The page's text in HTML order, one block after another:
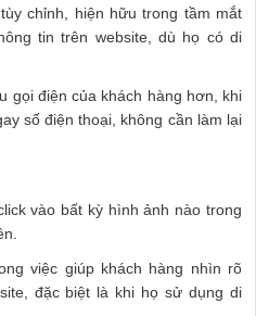
chỉnh, hiện hữu trong tầm mắt
tin trên website, dù họ có di
gọi điện của khách hàng hơn, khi
số điện thoại, không cần làm lại
vào bất kỳ hình ảnh nào trong
việc giúp khách hàng nhìn rõ
đặc biệt là khi họ sử dụng di